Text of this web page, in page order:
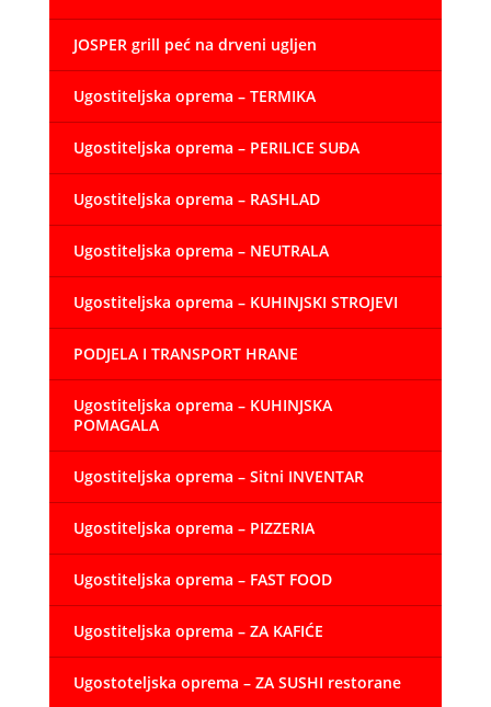
JOSPER grill peć na drveni ugljen
Ugostiteljska oprema – TERMIKA
Ugostiteljska oprema – PERILICE SUĐA
Ugostiteljska oprema – RASHLAD
Ugostiteljska oprema – NEUTRALA
Ugostiteljska oprema – KUHINJSKI STROJEVI
PODJELA I TRANSPORT HRANE
Ugostiteljska oprema – KUHINJSKA
POMAGALA
Ugostiteljska oprema – Sitni INVENTAR
Ugostiteljska oprema – PIZZERIA
Ugostiteljska oprema – FAST FOOD
Ugostiteljska oprema – ZA KAFIĆE
Ugostoteljska oprema – ZA SUSHI restorane